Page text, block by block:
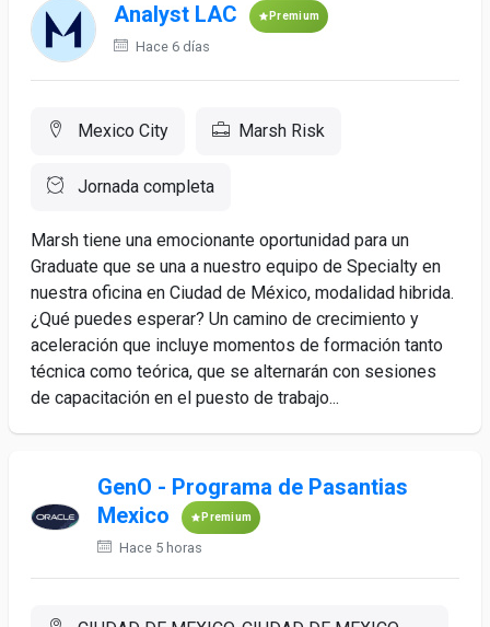
Analyst LAC Premium
Hace 6 días
Mexico City Marsh Risk
Jornada completa
Marsh tiene una emocionante oportunidad para un
Graduate que se una a nuestro equipo de Specialty en
nuestra oficina en Ciudad de México, modalidad hibrida.
¿Qué puedes esperar? Un camino de crecimiento y
aceleración que incluye momentos de formación tanto
técnica como teórica, que se alternarán con sesiones
de capacitación en el puesto de trabajo...
GenO - Programa de Pasantias
Mexico
Premium
Hace 5 horas